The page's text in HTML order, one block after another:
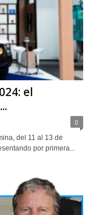
el
0
del 11 al 13 de
por primera...